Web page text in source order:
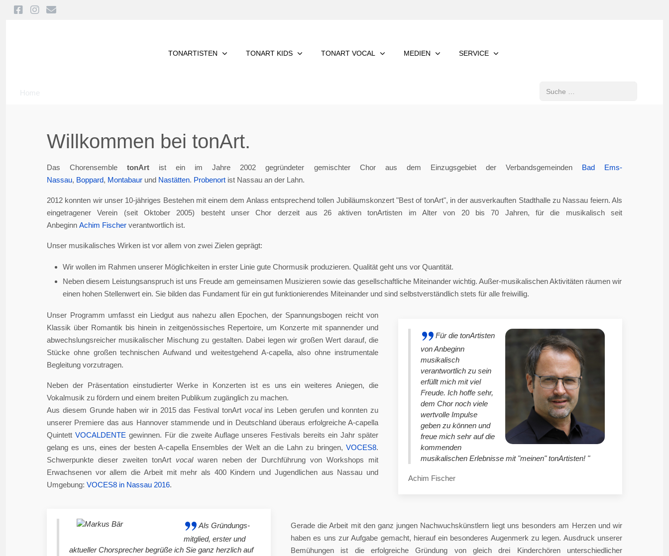
TONARTISTEN TONART KIDS TONART VOCAL MEDIEN SERVICE
Home
Suchen
Willkommen bei tonArt.
Das ChorensembletonArt ist ein im Jahre 2002 gegründeter gemischter Chor aus dem Einzugsgebiet der Verbandsgemeinden Bad Ems-
Nassau, Boppard, Montabaur und Nastätten. Probenort ist Nassau an der Lahn.
2012 konnten wir unser 10-jähriges Bestehen mit einem dem Anlass entsprechend tollen Jubiläumskonzert "Best of tonArt", in der ausverkauften Stadthalle zu Nassau feiern. Als
eingetragener Verein (seit Oktober 2005) besteht unser Chor derzeit aus 26 aktiven tonArtisten im Alter von 20 bis 70 Jahren, für die musikalisch seit
Anbeginn Achim Fischer verantwortlich ist.
Unser musikalisches Wirken ist vor allem von zwei Zielen geprägt:
Wir wollen im Rahmen unserer Möglichkeiten in erster Linie gute Chormusik produzieren. Qualität geht uns vor Quantität.
Neben diesem Leistungsanspruch ist uns Freude am gemeinsamen Musizieren sowie das gesellschaftliche Miteinander wichtig. Außer-musikalischen Aktivitäten räumen wir
einen hohen Stellenwert ein. Sie bilden das Fundament für ein gut funktionierendes Miteinander und sind selbstverständlich stets für alle freiwillig.
Für die tonArtisten
von Anbeginn
musikalisch
verantwortlich zu sein
erfüllt mich mit viel
Freude. Ich hoffe sehr,
dem Chor noch viele
wertvolle Impulse
geben zu können und
freue mich sehr auf die
kommenden
musikalischen Erlebnisse mit "meinen" tonArtisten! "
Achim Fischer
Unser Programm umfasst ein Liedgut aus nahezu allen Epochen, der Spannungsbogen reicht von
Klassik über Romantik bis hinein in zeitgenössisches Repertoire, um Konzerte mit spannender und
abwechslungsreicher musikalischer Mischung zu gestalten. Dabei legen wir großen Wert darauf, die
Stücke ohne großen technischen Aufwand und weitestgehend A-capella, also ohne instrumentale
Begleitung vorzutragen.
Neben der Präsentation einstudierter Werke in Konzerten ist es uns ein weiteres Aniegen, die
Vokalmusik zu fördern und einem breiten Publikum zugänglich zu machen.
Aus diesem Grunde haben wir in 2015 das Festival tonArt vocal ins Leben gerufen und konnten zu
unserer Premiere das aus Hannover stammende und in Deutschland überaus erfolgreiche A-capella
Quintett VOCALDENTE gewinnen. Für die zweite Auflage unseres Festivals bereits ein Jahr später
gelang es uns, eines der besten A-capella Ensembles der Welt an die Lahn zu bringen, VOCES8.
Schwerpunkte dieser zweiten tonArt vocalwaren neben der Durchführung von Workshops mit
Erwachsenen vor allem die Arbeit mit mehr als 400 Kindern und Jugendlichen aus Nassau und
Umgebung: VOCES8 in Nassau 2016.
Als Gründungs-
mitglied, erster und
aktueller Chorsprecher begrüße ich Sie ganz herzlich auf
Gerade die Arbeit mit den ganz jungen Nachwuchskünstlern liegt uns besonders am Herzen und wir
haben es uns zur Aufgabe gemacht, hierauf ein besonderes Augenmerk zu legen. Ausdruck unserer
Bemühungen ist die erfolgreiche Gründung von gleich drei Kinderchören unterschiedlicher